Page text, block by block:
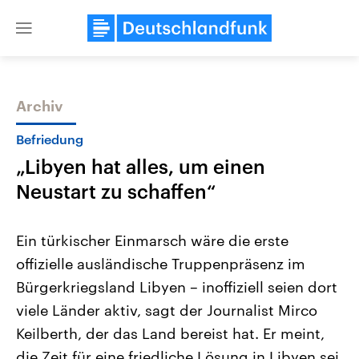
Close
Themen
Landtagswahl Sachsen-Anhalt
2026
Alle Informationen
Sachsen-Anhalt wählt am 6.
September 2026 einen neuen
Landtag. Seit 2021 wird das
Bundesland von einer Koalition aus
USA
Aktuelle Beiträge,
Hintergründe
Wirtschaftlich und
gehören die Vereinigten
den mächtigsten Ländern
mit großem Einfluss auf
Archiv
Befriedung
„Libyen hat alles, um einen
Neustart zu schaffen“
Ein türkischer Einmarsch wäre die erste
offizielle ausländische Truppenpräsenz im
Bürgerkriegsland Libyen – inoffiziell seien dort
viele Länder aktiv, sagt der Journalist Mirco
Keilberth, der das Land bereist hat. Er meint,